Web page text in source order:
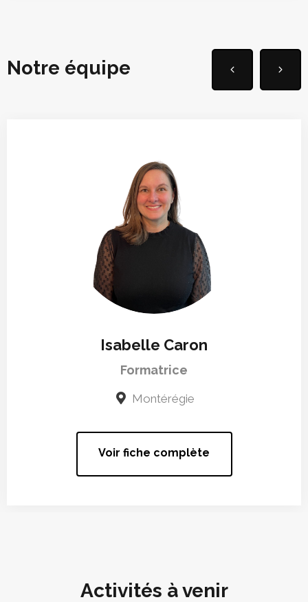
Notre équipe
Isabelle Caron
Formatrice
Montérégie
Voir fiche complète
Activités à venir